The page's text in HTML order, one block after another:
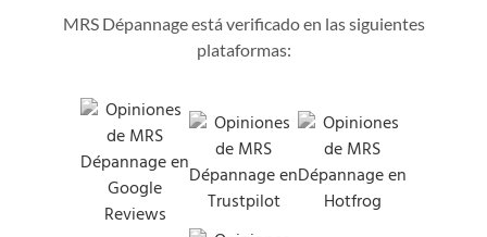
MRS Dépannage está verificado en las siguientes
plataformas: